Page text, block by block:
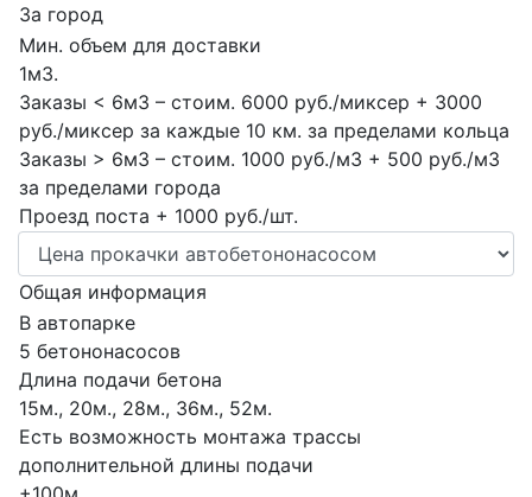
За город
Мин. объем для доставки
1м3.
Заказы < 6м3 – стоим. 6000 руб./миксер + 3000
руб./миксер за каждые 10 км. за пределами кольца
Заказы > 6м3 – стоим. 1000 руб./м3 + 500 руб./м3
за пределами города
Проезд поста + 1000 руб./шт.
Общая информация
В автопарке
5 бетононасосов
Длина подачи бетона
15м., 20м., 28м., 36м., 52м.
Есть возможность монтажа трассы
дополнительной длины подачи